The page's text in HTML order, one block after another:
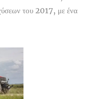
του 2017, με ένα